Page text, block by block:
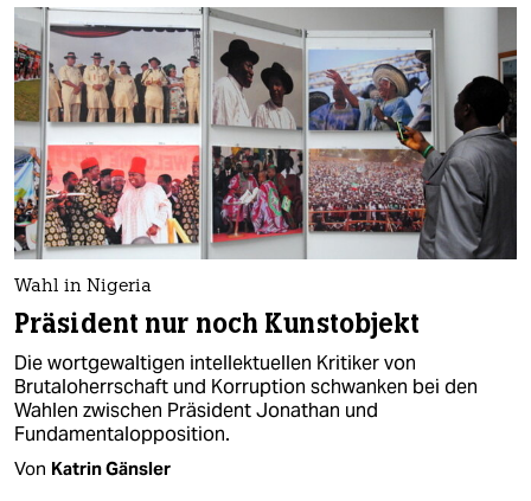
Wahl in Nigeria
Präsident nur noch Kunstobjekt
Die wortgewaltigen intellektuellen Kritiker von
Brutaloherrschaft und Korruption schwanken bei den
Wahlen zwischen Präsident Jonathan und
Fundamentalopposition.
Von Katrin Gänsler